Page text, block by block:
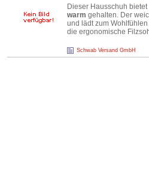
Dieser Hausschuh
warm gehalten. Der
und lädt zum
die ergonomische
Schwab Versand GmbH